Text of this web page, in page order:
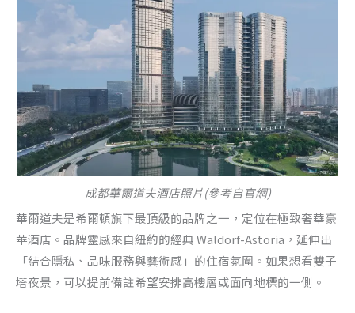
成都華爾道夫酒店照片(參考自官網)
華爾道夫是希爾頓旗下最頂級的品牌之一，定位在極致奢華豪
華酒店。品牌靈感來自紐約的經典 Waldorf-Astoria，延伸出
「結合隱私、品味服務與藝術感」的住宿氛圍。如果想看雙子
塔夜景，可以提前備註希望安排高樓層或面向地標的一側。